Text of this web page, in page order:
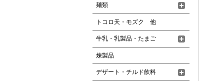
麺類
トコロ天・モズク 他
牛乳・乳製品・たまご
煉製品
デザート・チルド飲料